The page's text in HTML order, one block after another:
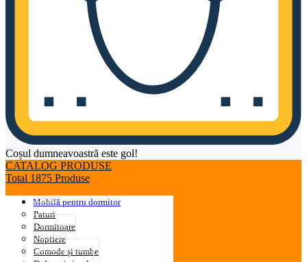
Coșul dumneavoastră este gol!
CATALOG PRODUSE
Total 1875 Produse
Mobilă pentru dormitor
Paturi
Dormitoare
Noptiere
Comode și tumbe